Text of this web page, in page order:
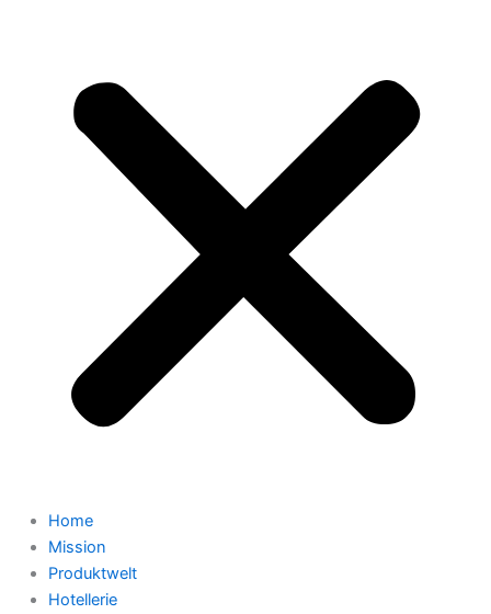
Home
Mission
Produktwelt
Hotellerie